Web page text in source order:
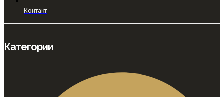
Контакт
Категории